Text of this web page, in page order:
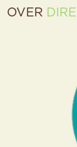
OVER